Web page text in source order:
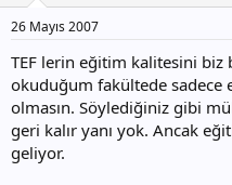
26 Mayıs 2007
TEF lerin eğitim kalitesini
okuduğum fakültede sadece
olmasın. Söylediğiniz gibi
geri kalır yanı yok. Ancak
geliyor.